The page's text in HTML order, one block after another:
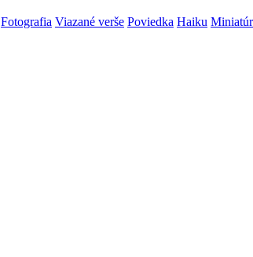
Fotografia Viazané verše Poviedka Haiku